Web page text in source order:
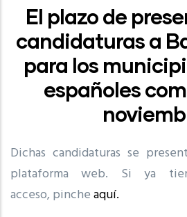
El plazo de
candidaturas a
para los
españoles
Dichas candidaturas se
plataforma web. Si ya
acceso, pincheaquí.